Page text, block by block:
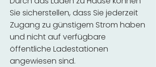
Sie sicherstellen, dass Sie jederzeit
Zugang zu günstigem Strom haben
und nicht auf verfügbare
öffentliche Ladestationen
angewiesen sind.